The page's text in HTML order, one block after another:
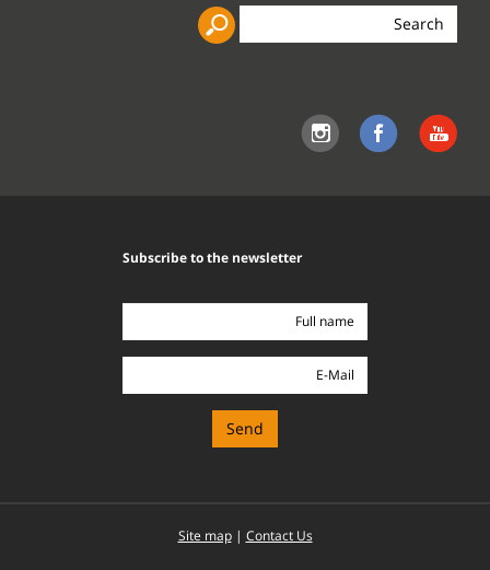
Search
Subscribe to the newsletter
Site map| Contact Us